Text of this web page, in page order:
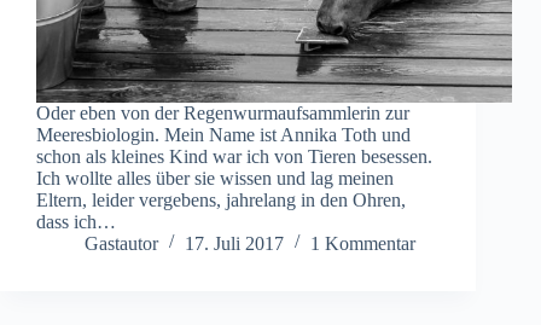
Oder eben von der Regenwurmaufsammlerin zur
Meeresbiologin. Mein Name ist Annika Toth und
schon als kleines Kind war ich von Tieren besessen.
Ich wollte alles über sie wissen und lag meinen
Eltern, leider vergebens, jahrelang in den Ohren,
dass ich…
Gastautor
17. Juli 2017 1 Kommentar